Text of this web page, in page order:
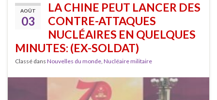
AOÛT
03
LA CHINE PEUT LANCER DES
CONTRE-ATTAQUES
NUCLÉAIRES EN QUELQUES
MINUTES: (EX-SOLDAT)
Classé dans Nouvelles du monde, Nucléaire militaire